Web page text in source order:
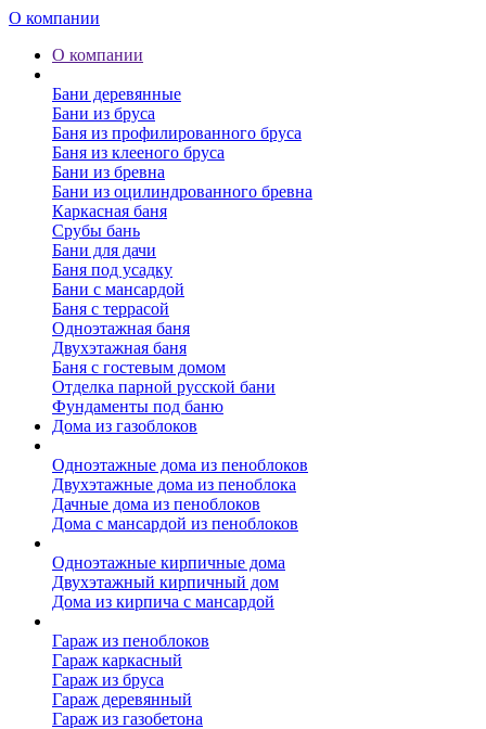
О компании
О компании
Бани деревянные
Бани из бруса
Баня из профилированного бруса
Баня из клееного бруса
Бани из бревна
Бани из оцилиндрованного бревна
Каркасная баня
Срубы бань
Бани для дачи
Баня под усадку
Бани с мансардой
Баня с террасой
Одноэтажная баня
Двухэтажная баня
Баня с гостевым домом
Отделка парной русской бани
Фундаменты под баню
Дома из газоблоков
Одноэтажные дома из пеноблоков
Двухэтажные дома из пеноблока
Дачные дома из пеноблоков
Дома с мансардой из пеноблоков
Одноэтажные кирпичные дома
Двухэтажный кирпичный дом
Дома из кирпича с мансардой
Гараж из пеноблоков
Гараж каркасный
Гараж из бруса
Гараж деревянный
Гараж из газобетона